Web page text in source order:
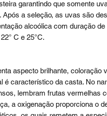
garantindo que somente
a seleção, as uvas são
alcoólica com duração
C e 25°C.
aspecto brilhante, coloração
é característico da casta. No
lembram frutas vermelhas
a oxigenação proporciona o